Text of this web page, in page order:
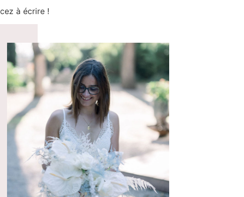
à écrire !